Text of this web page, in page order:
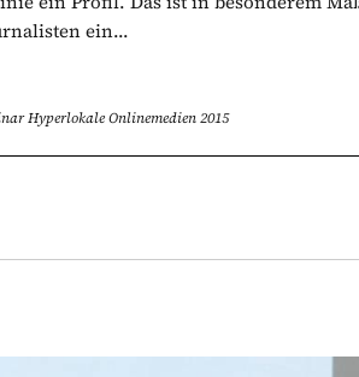
ein...
Hyperlokale Onlinemedien 2015